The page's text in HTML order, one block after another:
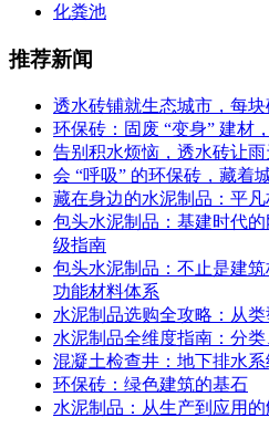
化粪池
推荐新闻
透水砖铺就生态城市，每
环保砖：固废 “变身” 建材
告别积水烦恼，透水砖让
会 “呼吸” 的环保砖，藏着
藏在身边的水泥制品：平
包头水泥制品：基建时代
级指南
包头水泥制品：不止是建
功能材料体系
水泥制品选购全攻略：从
水泥制品全维度指南：分
混凝土检查井：地下排水
环保砖：绿色建筑的基石
水泥制品：从生产到应用